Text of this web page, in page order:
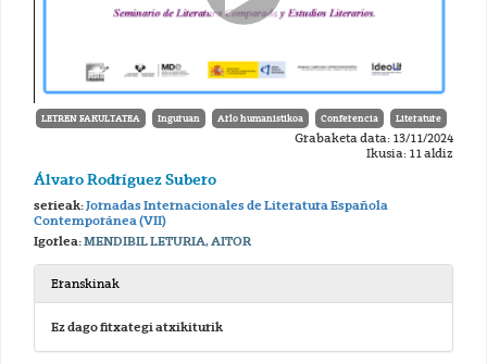
LETREN FAKULTATEA Inguruan Arlo humanistikoa Conferencia Literature
Grabaketa data: 13/11/2024
Ikusia: 11 aldiz
Álvaro Rodríguez Subero
serieak:Jornadas Internacionales de Literatura Española
Contemporánea (VII)
Igorlea:MENDIBIL LETURIA, AITOR
Eranskinak
Ez dago fitxategi atxikiturik